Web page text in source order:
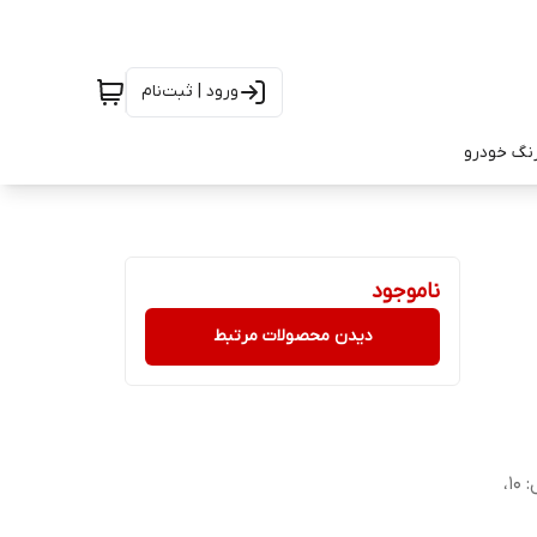
ورود | ثبت‌نام
خودرو
- قابلیت آویزان کردن کاور - وزن: 167 - ابعاد بسته‌بندی: طول: 10،
ناموجود
دیدن محصولات مرتبط